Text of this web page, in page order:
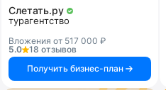
Слетать.ру
турагентство
Вложения от 517 000 ₽
5.0
18 отзывов
Получить бизнес-план